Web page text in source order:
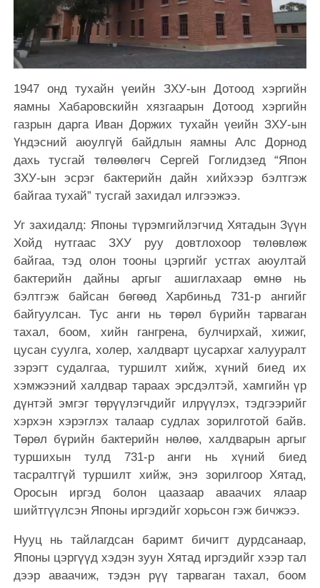
1947 онд тухайн үеийн ЗХУ-ын Дотоод хэргийн
яамны Хабаровскийн хязгаарын Дотоод хэргийн
газрын дарга Иван Доржих тухайн үеийн ЗХУ-ын
Үндэсний аюулгүй байдлын яамны Алс Дорнод
дахь тусгай төлөөлөгч Сергей Гоглидзед “Япон
ЗХУ-ын эсрэг бактерийн дайн хийхээр бэлтгэж
байгаа тухай” тусгай захидал илгээжээ.
Уг захидалд: Японы түрэмгийлэгчид Хятадын Зүүн
Хойд нутгаас ЗХУ руу довтлохоор төлөвлөж
байгаа, тэд олон тооны цэргийг устгах аюултай
бактерийн дайны аргыг ашиглахаар өмнө нь
бэлтгэж байсан бөгөөд Харбиньд 731-р ангийг
байгуулсан. Тус анги нь төрөл бүрийн тарваган
тахал, боом, хийн гангрена, булчирхай, хижиг,
цусан суулга, холер, халдварт цусархаг халууралт
зэрэгт судалгаа, туршилт хийж, хүний ​​биед их
хэмжээний халдвар тараах эрсдэлтэй, хамгийн үр
дүнтэй эмгэг төрүүлэгчдийг илрүүлэх, тэдгээрийг
хэрхэн хэрэглэх талаар судлах зорилготой байв.
Төрөл бүрийн бактерийн нөлөө, халдварын аргыг
туршихын тулд 731-р анги нь хүний биед
тасралтгүй туршилт хийж, энэ зорилгоор Хятад,
Оросын иргэд болон цаазаар аваачих ялаар
шийтгүүлсэн Японы иргэдийг хорьсон гэж бичжээ.
Нууц нь тайлагдсан баримт бичигт дурдсанаар,
Японы цэргүүд хэдэн зуун Хятад иргэдийг хээр тал
дээр аваачиж, тэдэн рүү тарваган тахал, боом